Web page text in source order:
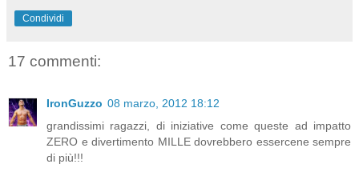
Condividi
17 commenti:
IronGuzzo 08 marzo, 2012 18:12
grandissimi ragazzi, di iniziative come queste ad impatto
ZERO e divertimento MILLE dovrebbero essercene sempre
di più!!!